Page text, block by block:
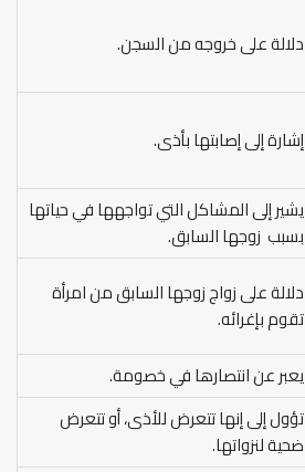
دلالة على خروجه من السجن.
إشارة إلى إصابتها بأذى.
يشير إلى المشاكل التي تواجهها في حياتها
بسبب زوجها السابق.
دلالة على زواج زوجها السابق من امرأة
تقوم بإغرائه.
يعبر عن انتصارها في خصومة.
تؤول إلى إنها تتعرض للأذى، أو تتعرض
ضحية لنزواتها.